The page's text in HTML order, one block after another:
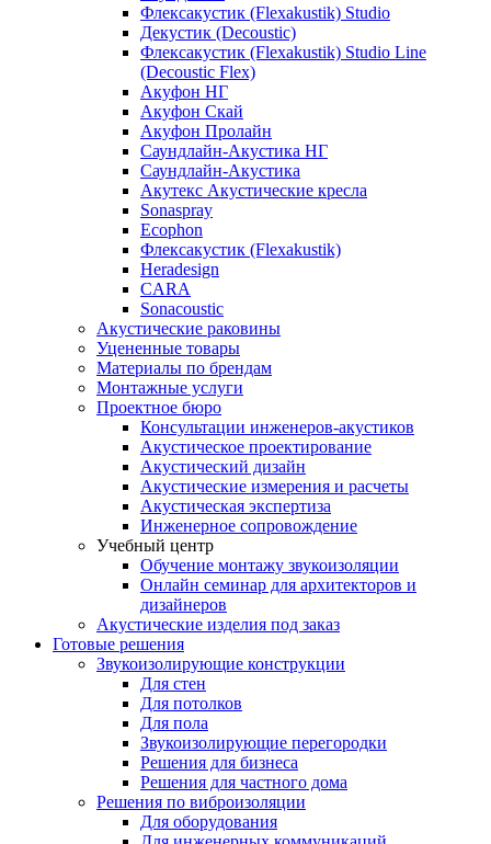
Флексакустик (Flexakustik) Studio
Декустик (Decoustic)
Флексакустик (Flexakustik) Studio Line
(Decoustic Flex)
Акуфон НГ
Акуфон Скай
Акуфон Пролайн
Саундлайн-Акустика НГ
Саундлайн-Акустика
Акутекс Акустические кресла
Sonaspray
Ecophon
Флексакустик (Flexakustik)
Heradesign
CARA
Sonacoustic
Акустические раковины
Уцененные товары
Материалы по брендам
Монтажные услуги
Проектное бюро
Консультации инженеров-акустиков
Акустическое проектирование
Акустический дизайн
Акустические измерения и расчеты
Акустическая экспертиза
Инженерное сопровождение
Учебный центр
Обучение монтажу звукоизоляции
Онлайн семинар для архитекторов и
дизайнеров
Акустические изделия под заказ
Готовые решения
Звукоизолирующие конструкции
Для стен
Для потолков
Для пола
Звукоизолирующие перегородки
Решения для бизнеса
Решения для частного дома
Решения по виброизоляции
Для оборудования